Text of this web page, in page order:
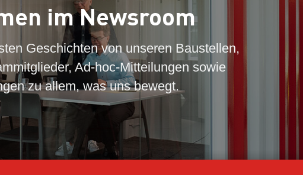
im Newsroom
Geschichten von unseren Baustellen,
Ad-hoc-Mitteilungen sowie
zu allem, was uns bewegt.